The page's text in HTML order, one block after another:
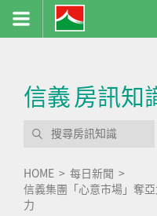
信義房訊知
HOME
每日新聞
信義集團「心意市場」奪
力